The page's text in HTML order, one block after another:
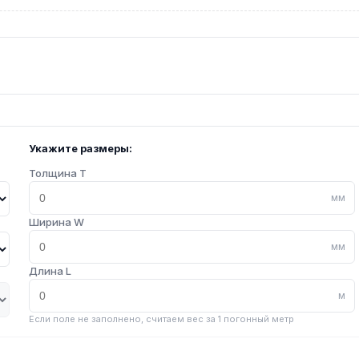
Укажите размеры:
Толщина T
мм
Ширина W
мм
Длина L
м
Если поле не заполнено, считаем вес за 1 погонный метр